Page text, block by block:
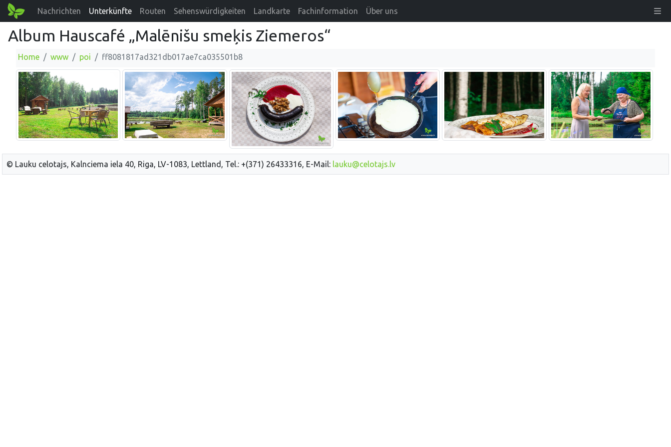
Nachrichten Unterkünfte Routen Sehenswürdigkeiten Landkarte Fachinformation Über uns
Album Hauscafé „Malēnišu smeķis Ziemeros“
Home www poi ff8081817ad321db017ae7ca035501b8
© Lauku celotajs, Kalnciema iela 40, Riga, LV-1083, Lettland, Tel.: +(371) 26433316, E-Mail: lauku@celotajs.lv